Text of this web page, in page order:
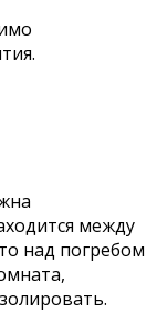
между
над погребом